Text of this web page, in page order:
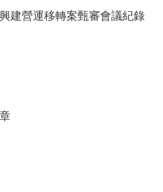
建營運移轉案甄審會議紀錄